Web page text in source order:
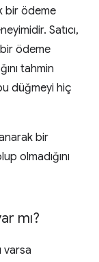
bir ödeme
Satıcı,
ödeme
tahmin
düğmeyi hiç
bir
olmadığını
mı?
varsa